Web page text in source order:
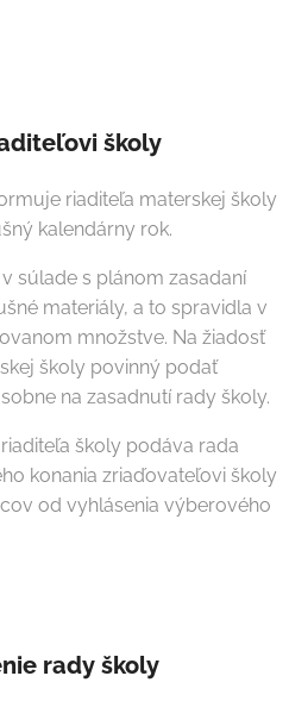
školy
riaditeľa materskej školy
kalendárny rok.
súlade s plánom zasadaní
materiály, a to spravidla v
množstve. Na žiadosť
školy povinný podať
na zasadnutí rady školy.
školy podáva rada
konania zriaďovateľovi školy
od vyhlásenia výberového
rady školy